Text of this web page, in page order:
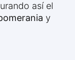
así el
y